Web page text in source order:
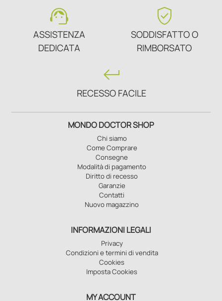
support_agent
ASSISTENZA
DEDICATA
verified_user
SODDISFATTO O
RIMBORSATO
keyboard_return
RECESSO FACILE
MONDO DOCTOR SHOP
Chi siamo
Come Comprare
Consegne
Modalità di pagamento
Diritto di recesso
Garanzie
Contatti
Nuovo magazzino
INFORMAZIONI LEGALI
Privacy
Condizioni e termini di vendita
Cookies
Imposta Cookies
MY ACCOUNT